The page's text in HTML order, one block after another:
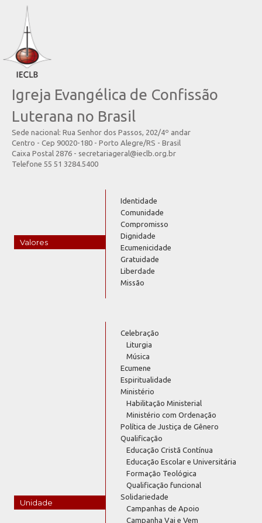
Igreja Evangélica de Confissão
Luterana no Brasil
Sede nacional: Rua Senhor dos Passos, 202/4º andar
Centro - Cep 90020-180 - Porto Alegre/RS - Brasil
Caixa Postal 2876 - secretariageral@ieclb.org.br
Telefone 55 51 3284.5400
Valores
Identidade
Comunidade
Compromisso
Dignidade
Ecumenicidade
Gratuidade
Liberdade
Missão
Unidade
Celebração
Liturgia
Música
Ecumene
Espiritualidade
Ministério
Habilitação Ministerial
Ministério com Ordenação
Política de Justiça de Gênero
Qualificação
Educação Cristã Contínua
Educação Escolar e Universitária
Formação Teológica
Qualificação funcional
Solidariedade
Campanhas de Apoio
Campanha Vai e Vem